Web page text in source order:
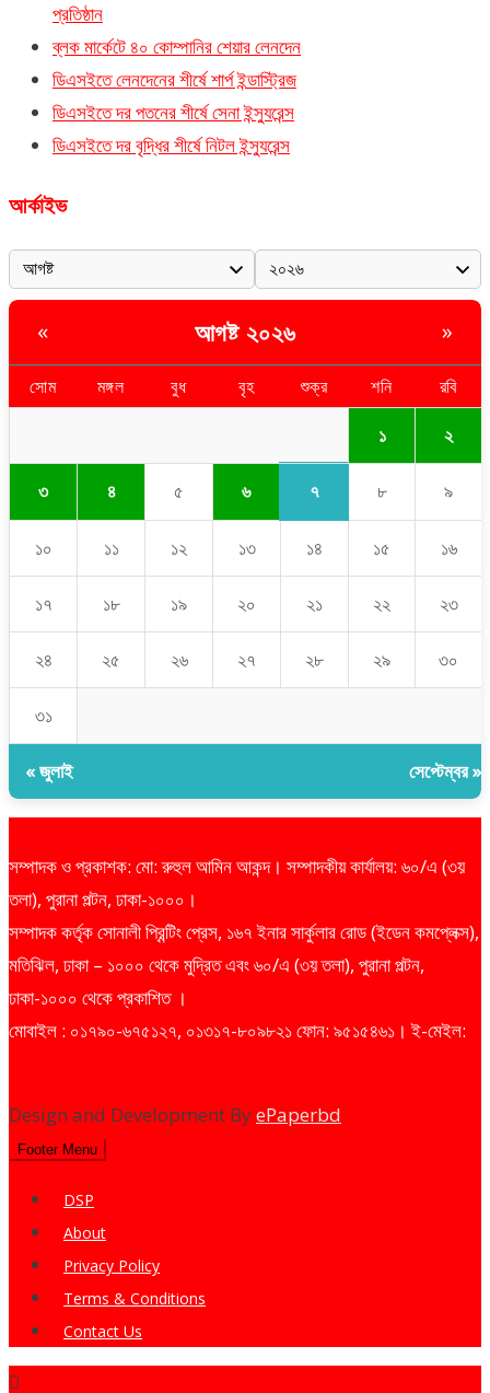
প্রতিষ্ঠান
ব্লক মার্কেটে ৪০ কোম্পানির শেয়ার লেনদেন
ডিএসইতে লেনদেনের শীর্ষে শার্প ইন্ডাস্ট্রিজ
ডিএসইতে দর পতনের শীর্ষে সেনা ইন্স্যুরেন্স
ডিএসইতে দর বৃদ্ধির শীর্ষে নিটল ইন্স্যুরেন্স
আর্কাইভ
« আগষ্ট ২০২৬ »
সোম মঙ্গল বুধ বৃহ শুক্র শনি রবি
১ ২
৩ ৪ ৫ ৬ ৭ ৮ ৯
১০ ১১ ১২ ১৩ ১৪ ১৫ ১৬
১৭ ১৮ ১৯ ২০ ২১ ২২ ২৩
২৪ ২৫ ২৬ ২৭ ২৮ ২৯ ৩০
৩১
« জুলাই সেপ্টেম্বর »
সম্পাদক ও প্রকাশক: মো: রুহুল আমিন আকন্দ। সম্পাদকীয় কার্যালয়: ৬০/এ (৩য়
তলা), পুরানা পল্টন, ঢাকা-১০০০।
সম্পাদক কর্তৃক সোনালী প্রিন্টিং প্রেস, ১৬৭ ইনার সার্কুলার রোড (ইডেন কমপ্লেক্স),
মতিঝিল, ঢাকা – ১০০০ থেকে মুদ্রিত এবং ৬০/এ (৩য় তলা), পুরানা পল্টন,
ঢাকা-১০০০ থেকে প্রকাশিত ।
মোবাইল : ০১৭৯০-৬৭৫১২৭, ০১৩১৭-৮০৯৮২১ ফোন: ৯৫১৫৪৬১। ই-মেইল:
Design and Development ByePaperbd
Footer Menu
DSP
About
Privacy Policy
Terms & Conditions
Contact Us